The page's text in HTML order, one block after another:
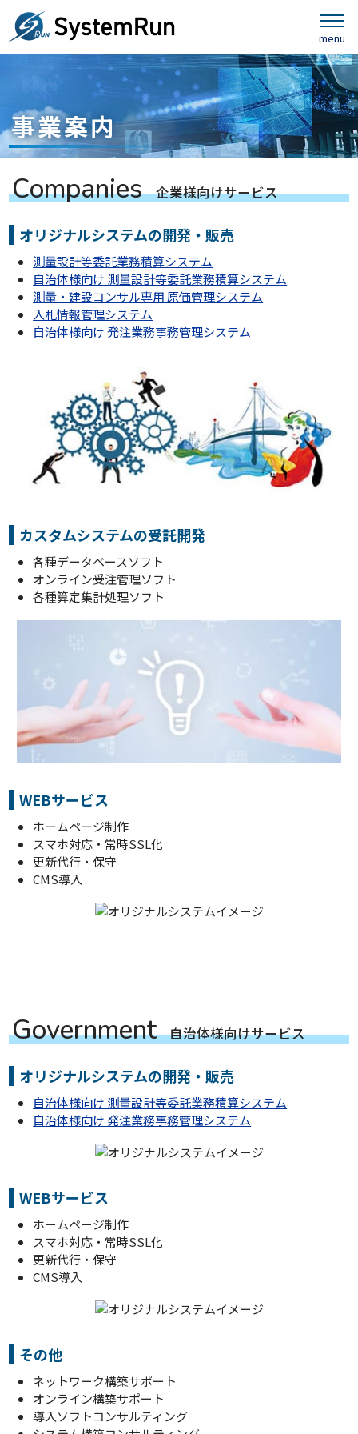
事業案内
Companies 企業様向けサービス
オリジナルシステムの開発・販売
測量設計等委託業務積算システム
自治体様向け 測量設計等委託業務積算システム
測量・建設コンサル専用 原価管理システム
入札情報管理システム
自治体様向け 発注業務事務管理システム
カスタムシステムの受託開発
各種データベースソフト
オンライン受注管理ソフト
各種算定集計処理ソフト
WEBサービス
ホームページ制作
スマホ対応・常時SSL化
更新代行・保守
CMS導入
Government 自治体様向けサービス
オリジナルシステムの開発・販売
自治体様向け 測量設計等委託業務積算システム
自治体様向け 発注業務事務管理システム
WEBサービス
ホームページ制作
スマホ対応・常時SSL化
更新代行・保守
CMS導入
その他
ネットワーク構築サポート
オンライン構築サポート
導入ソフトコンサルティング